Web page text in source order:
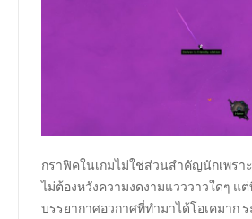
กราฟิคในเกมไม่ใช่ส่วนสำคัญนักเพรา
ไม่ต้องหวังความงดงามแวววาวใดๆ แ
บรรยากาศอวกาศที่ทำมาได้โอเคมาก ร